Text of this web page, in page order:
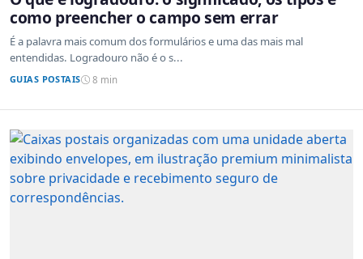
como preencher o campo sem errar
É a palavra mais comum dos formulários e uma das mais mal
entendidas. Logradouro não é o s...
GUIAS POSTAIS 8 min